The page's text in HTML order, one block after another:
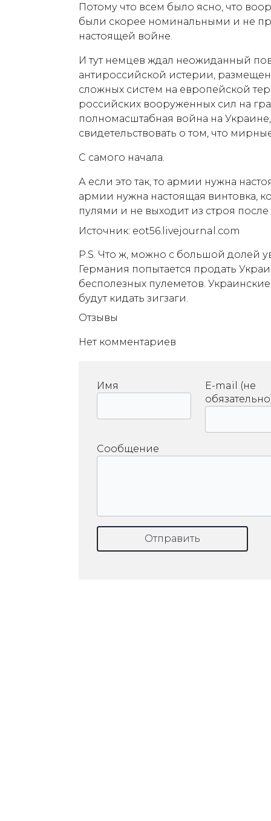
Потому что всем было ясно, что
были скорее номинальными и не
настоящей войне.
И тут немцев ждал неожиданный
антироссийской истерии,
сложных систем на европейской
российских вооруженных сил на
полномасштабная война на
свидетельствовать о том, что
С самого начала.
А если это так, то армии нужна
армии нужна настоящая винтовка,
пулями и не выходит из строя
Источник: eot56.livejournal.com
P.S. Что ж, можно с большой долей
Германия попытается продать
бесполезных пулеметов.
будут кидать зигзаги.
Отзывы
Нет комментариев
Имя
E-mail (не
Сообщение
Отправить